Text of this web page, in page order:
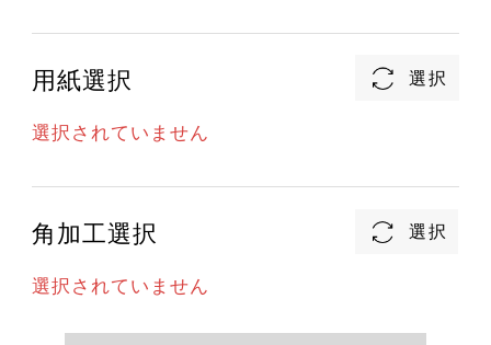
用紙選択
選択されていません
角加工選択
選択されていません